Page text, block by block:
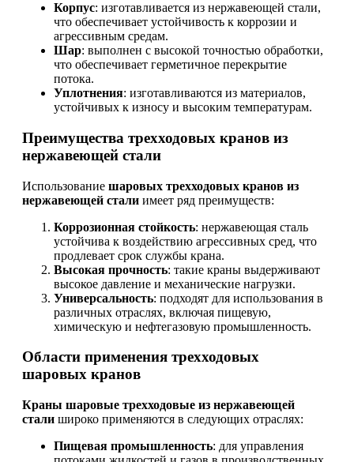
Корпус: изготавливается из нержавеющей стали,
что обеспечивает устойчивость к коррозии и
агрессивным средам.
Шар: выполнен с высокой точностью обработки,
что обеспечивает герметичное перекрытие
потока.
Уплотнения: изготавливаются из материалов,
устойчивых к износу и высоким температурам.
Преимущества трехходовых кранов из
нержавеющей стали
Использование шаровых трехходовых кранов из
нержавеющей стали имеет ряд преимуществ:
Коррозионная стойкость: нержавеющая сталь
устойчива к воздействию агрессивных сред, что
продлевает срок службы крана.
Высокая прочность: такие краны выдерживают
высокое давление и механические нагрузки.
Универсальность: подходят для использования в
различных отраслях, включая пищевую,
химическую и нефтегазовую промышленность.
Области применения трехходовых
шаровых кранов
Краны шаровые трехходовые из нержавеющей
стали широко применяются в следующих отраслях:
Пищевая промышленность: для управления